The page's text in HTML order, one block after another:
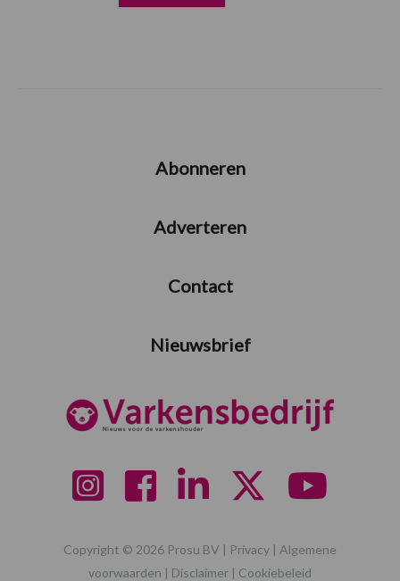
Abonneren
Adverteren
Contact
Nieuwsbrief
Copyright © 2026 Prosu BV | Privacy | Algemene
voorwaarden | Disclaimer | Cookiebeleid